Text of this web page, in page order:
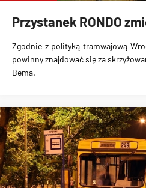
Przystanek RONDO
Zgodnie z polityką tramwajową
powinny znajdować się za
Bema.